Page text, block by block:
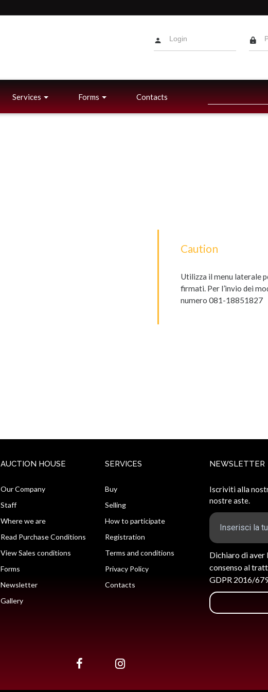
Services Forms Contacts
Caution
Utilizza il menu laterale
firmati. Per l’invio dei
numero 081-18851827
AUCTION HOUSE
Our Company
Staff
Where we are
Read Purchase Conditions
View Sales conditions
Forms
Newsletter
Gallery
SERVICES
Buy
Selling
How to participate
Registration
Terms and conditions
Privacy Policy
Contacts
NEWSLETTER
Iscriviti alla
nostre aste.
Dichiaro di aver
consenso al
GDPR 2016/